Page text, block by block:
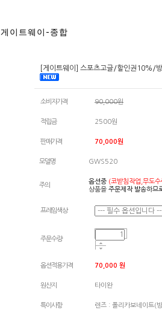
게이트웨이-종합
[게이트웨이] 스포츠고글/할인권
소비자가격 90,000원
적립금 2500원
판매가격 70,000원
모델명 GWS520
주의
옵션중 (코받침작업,무도수
상품을 주문제작 발송하므
프레임색상
주문수량
옵션적용가격 70,000 원
원산지 타이완
특이사항 렌즈 : 폴리카보네이트(